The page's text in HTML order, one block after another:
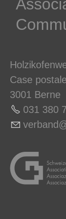
Case postale
3001 Berne
031 380
v rb nd